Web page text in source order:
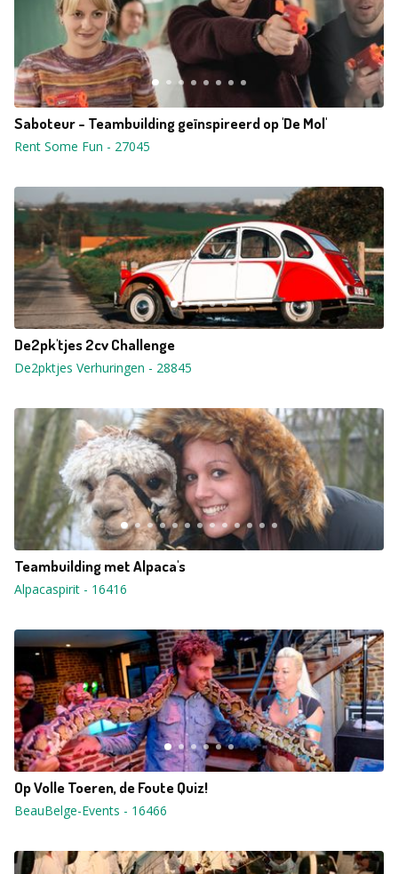
Saboteur - Teambuilding geïnspireerd op 'De Mol'
Rent Some Fun - 27045
De2pk'tjes 2cv Challenge
De2pktjes Verhuringen - 28845
Teambuilding met Alpaca's
Alpacaspirit - 16416
Op Volle Toeren, de Foute Quiz!
BeauBelge-Events - 16466